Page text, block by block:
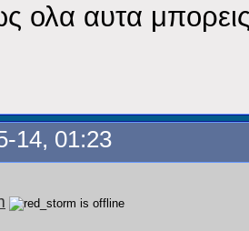
ολα αυτα
14, 01:23